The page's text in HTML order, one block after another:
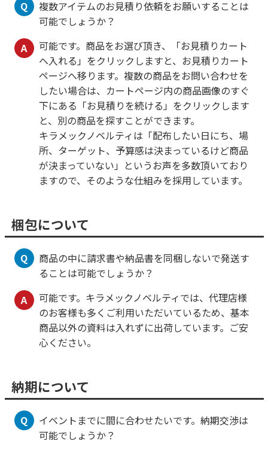
Q
複数アイテムのお見積り依頼をお願いすることは
可能でしょうか？
A
可能です。商品をお選び頂き、「お見積りカート
へ入れる」をクリックしますと、お見積りカート
ページへ移ります。複数の商品をお問い合わせを
したい場合は、カートページ内の商品画像のすぐ
下にある「お見積りを続ける」をクリックします
と、別の商品を探すことができます。
キラメックノベルティは「配布したい日にち、場
所、ターゲット、予算感は決まっているけど商品
が決まっていない」というお声を多数頂いており
ますので、そのような仕組みを採用しています。
梱包について
Q
商品の中に請求書や納品書を同梱しないで発送す
ることは可能でしょうか？
A
可能です。キラメックノベルティでは、代理店様
のお客様も多くご利用いただいているため、基本
商品以外の資料は入れずに出荷しています。ご安
心ください。
納期について
Q
イベントまでに間に合わせたいです。納期交渉は
可能でしょうか？